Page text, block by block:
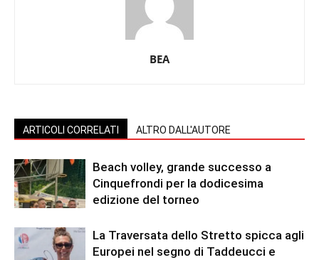
BEA
ARTICOLI CORRELATI ALTRO DALL'AUTORE
Beach volley, grande successo a
Cinquefrondi per la dodicesima
edizione del torneo
La Traversata dello Stretto spicca agli
Europei nel segno di Taddeucci e